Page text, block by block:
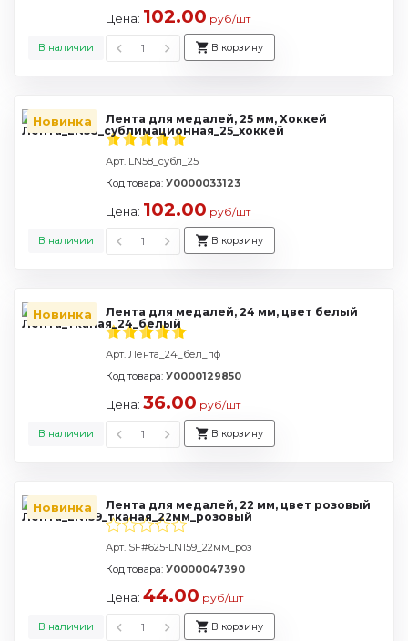
В наличии
Цена: 102.00 руб/шт
В корзину
Новинка Лента для медалей, 25 мм, Хоккей
Арт. LN58_субл_25
В наличии
Код товара: У0000033123
Цена: 102.00 руб/шт
В корзину
Новинка Лента для медалей, 24 мм, цвет белый
Арт. Лента_24_бел_пф
В наличии
Код товара: У0000129850
Цена: 36.00 руб/шт
В корзину
Новинка Лента для медалей, 22 мм, цвет розовый
Арт. SF#625-LN159_22мм_роз
В наличии
Код товара: У0000047390
Цена: 44.00 руб/шт
В корзину